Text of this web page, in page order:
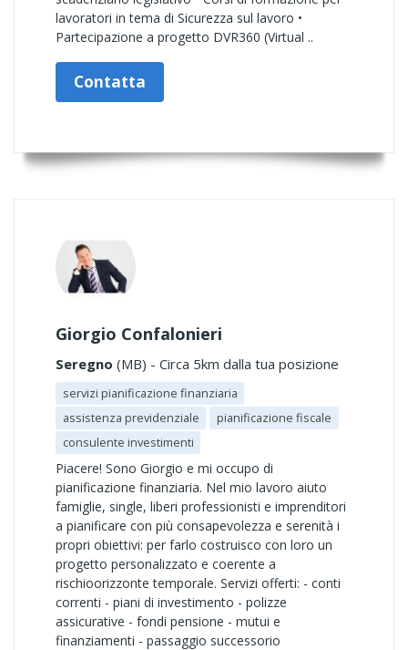
lavoratori in tema di Sicurezza sul lavoro •
Partecipazione a progetto DVR360 (Virtual ..
Contatta
Giorgio Confalonieri
Seregno (MB) - Circa 5km dalla tua posizione
servizi pianificazione finanziaria
assistenza previdenziale
pianificazione fiscale
consulente investimenti
Piacere! Sono Giorgio e mi occupo di
pianificazione finanziaria. Nel mio lavoro aiuto
famiglie, single, liberi professionisti e imprenditori
a pianificare con più consapevolezza e serenità i
propri obiettivi: per farlo costruisco con loro un
progetto personalizzato e coerente a
rischioorizzonte temporale. Servizi offerti: - conti
correnti - piani di investimento - polizze
assicurative - fondi pensione - mutui e
finanziamenti - passaggio successorio